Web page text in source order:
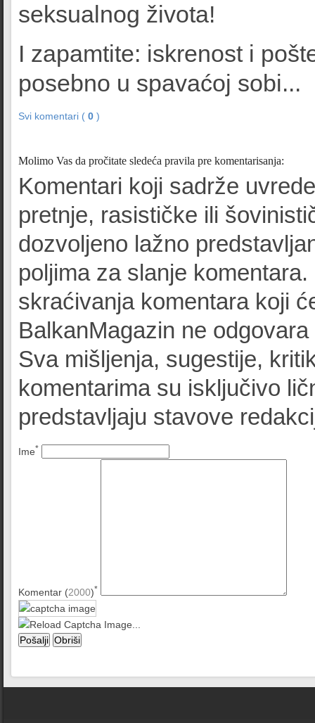
seksualnog života!
I zapamtite: iskrenost i
posebno u spavaćoj sobi...
Svi komentari ( 0 )
Molimo Vas da pročitate sledeća pravila pre komentarisanja:
Komentari koji sadrže
pretnje, rasističke ili
dozvoljeno lažno
poljima za slanje
skraćivanja komentara koji
BalkanMagazin ne
Sva mišljenja, sugestije,
komentarima su isključivo
predstavljaju stavove
Ime*
Komentar (2000)*